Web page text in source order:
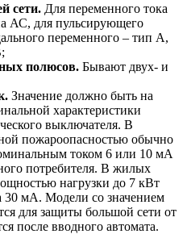
сети. Для переменного тока
АС, для пульсирующего
переменного – тип А,
полюсов. Бывают двух- и
Значение должно быть на
характеристики
выключателя. В
пожароопасностью обычно
током 6 или 10 мА
потребителя. В жилых
нагрузки до 7 кВт
30 мА. Модели со значением
для защиты большой сети от
после вводного автомата.